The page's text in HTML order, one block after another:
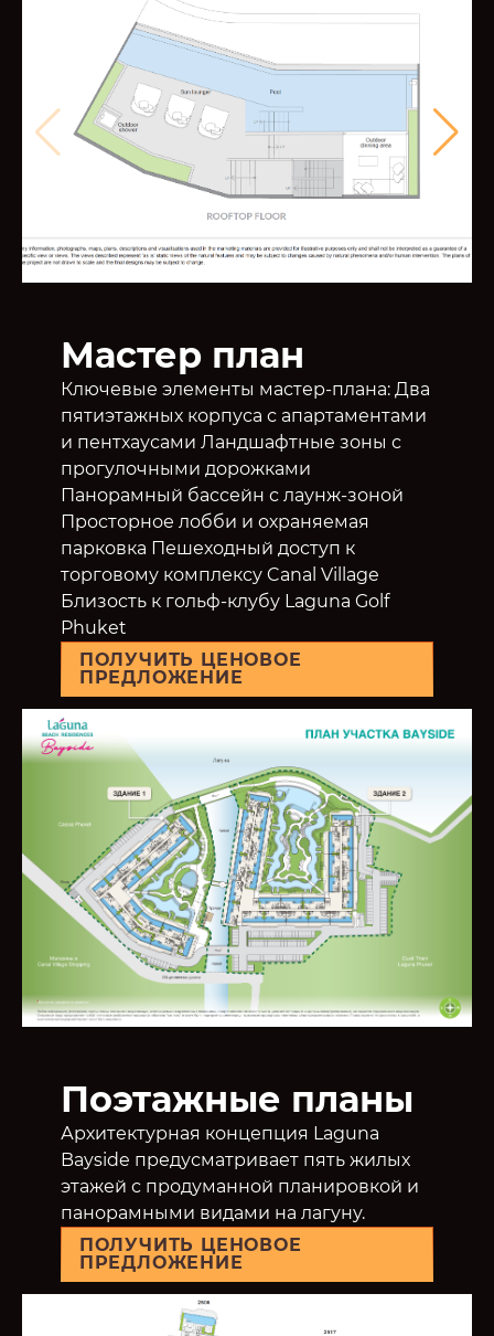
Мастер план
Ключевые элементы мастер-плана: Два
пятиэтажных корпуса с апартаментами
и пентхаусами Ландшафтные зоны с
прогулочными дорожками
Панорамный бассейн с лаунж-зоной
Просторное лобби и охраняемая
парковка Пешеходный доступ к
торговому комплексу Canal Village
Близость к гольф-клубу Laguna Golf
Phuket
ПОЛУЧИТЬ ЦЕНОВОЕ
ПРЕДЛОЖЕНИЕ
Поэтажные планы
Архитектурная концепция Laguna
Bayside предусматривает пять жилых
этажей с продуманной планировкой и
панорамными видами на лагуну.
ПОЛУЧИТЬ ЦЕНОВОЕ
ПРЕДЛОЖЕНИЕ